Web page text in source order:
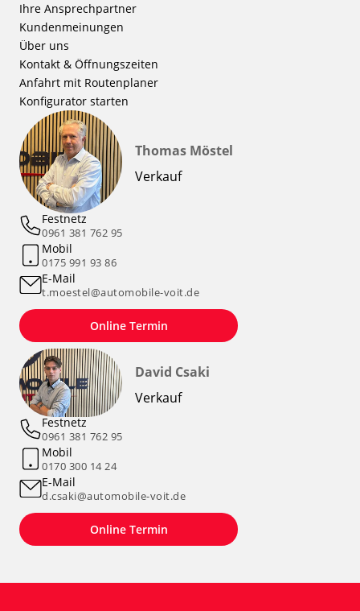
Ihre Ansprechpartner
Kundenmeinungen
Über uns
Kontakt & Öffnungszeiten
Anfahrt mit Routenplaner
Konfigurator starten
Thomas Möstel
Verkauf
Festnetz
0961 381 762 95
Mobil
0175 991 93 86
E-Mail
t.moestel@automobile-voit.de
Online Termin
David Csaki
Verkauf
Festnetz
0961 381 762 95
Mobil
0170 300 14 24
E-Mail
d.csaki@automobile-voit.de
Online Termin